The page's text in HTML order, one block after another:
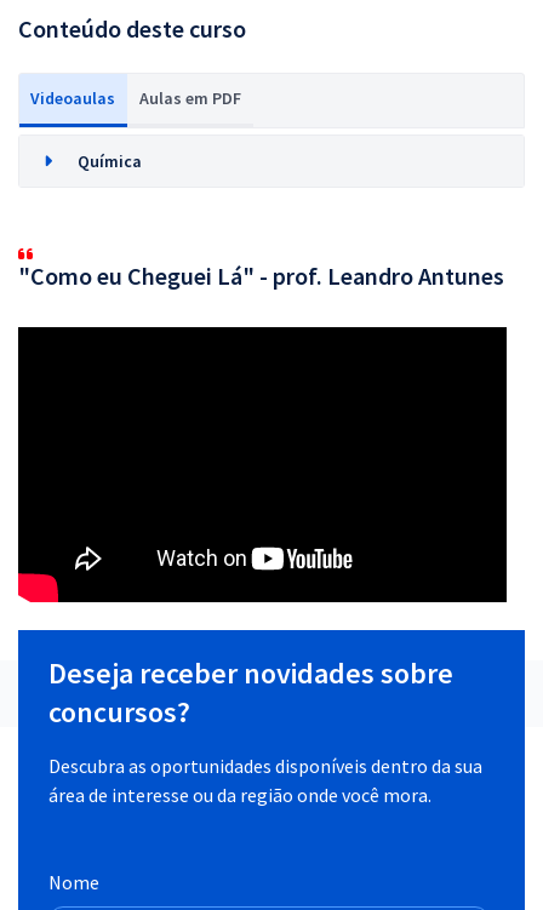
Conteúdo deste curso
Videoaulas Aulas em PDF
Química
"Como eu Cheguei Lá" - prof. Leandro Antunes
Deseja receber novidades sobre
concursos?
Descubra as oportunidades disponíveis dentro da sua
área de interesse ou da região onde você mora.
Nome